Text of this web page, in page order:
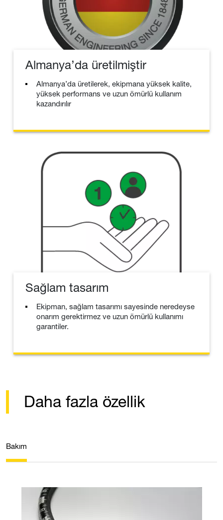
Almanya’da üretilmiştir
Almanya’da üretilerek, ekipmana yüksek kalite,
yüksek performans ve uzun ömürlü kullanım
kazandırılır
Sağlam tasarım
Ekipman, sağlam tasarımı sayesinde neredeyse
onarım gerektirmez ve uzun ömürlü kullanımı
garantiler.
Daha fazla özellik
Bakım